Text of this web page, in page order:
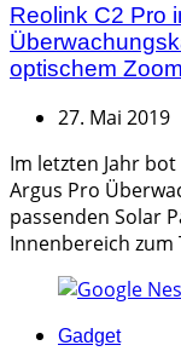
Reolink C2 Pro
optischem Zoom
27. Mai 2019
Im letzten Jahr
Argus Pro
passenden Solar
Innenbereich zum
Categories
Gadget